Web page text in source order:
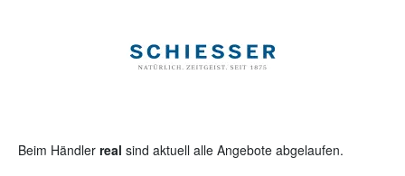
Beim Händler real sind aktuell alle Angebote abgelaufen.